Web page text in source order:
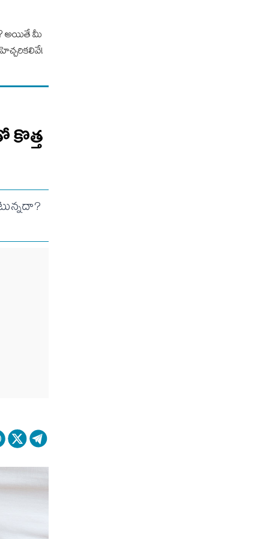
అయితే మీ
కొత్త